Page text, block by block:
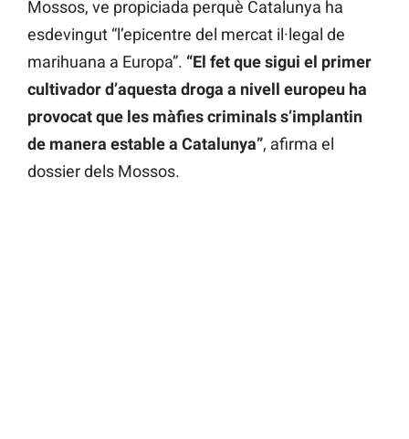
Mossos, ve propiciada perquè Catalunya ha
esdevingut “l’epicentre del mercat il·legal de
marihuana a Europa”. “El fet que sigui el primer
cultivador d’aquesta droga a nivell europeu ha
provocat que les màfies criminals s’implantin
de manera estable a Catalunya”, afirma el
dossier dels Mossos.